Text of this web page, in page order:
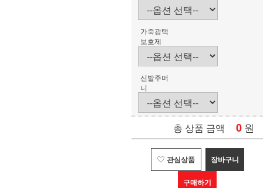
가죽광택
보호제
신발주머
니
총 상품 금액 0 원
관심상품 장바구니
구매하기